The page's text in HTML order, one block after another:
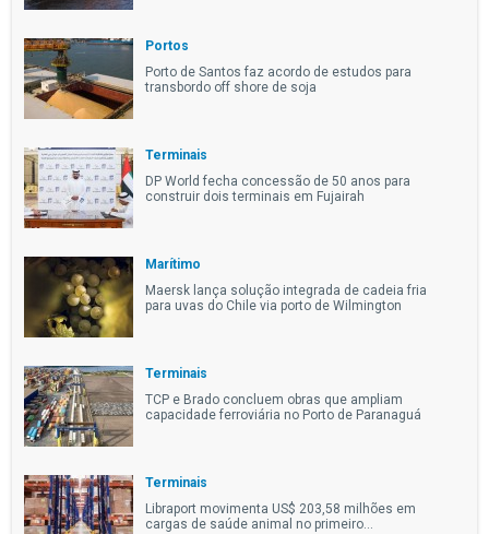
Portos
Porto de Santos faz acordo de estudos para
transbordo off shore de soja
Terminais
DP World fecha concessão de 50 anos para
construir dois terminais em Fujairah
Marítimo
Maersk lança solução integrada de cadeia fria
para uvas do Chile via porto de Wilmington
Terminais
TCP e Brado concluem obras que ampliam
capacidade ferroviária no Porto de Paranaguá
Terminais
Libraport movimenta US$ 203,58 milhões em
cargas de saúde animal no primeiro...